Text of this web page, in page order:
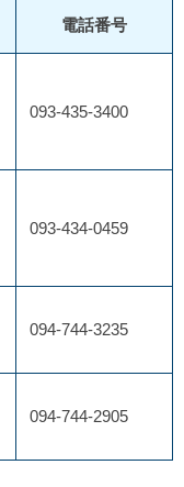
電話番号
093-435-3400
093-434-0459
094-744-3235
094-744-2905